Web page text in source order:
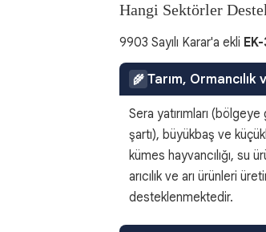
Hangi Sektörler
9903 Sayılı Karar'a ekli EK-
🌾 Tarım, Ormancılık
Sera yatırımları
şartı), büyükbaş ve
kümes hayvancılığı, su
arıcılık ve arı ürünleri
desteklenmektedir.